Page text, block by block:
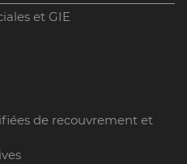
et GIE
de recouvrement et